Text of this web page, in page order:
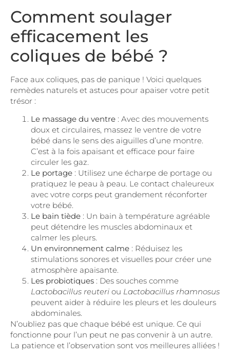
Comment soulager
efficacement les
coliques de bébé ?
Face aux coliques, pas de panique ! Voici quelques
remèdes naturels et astuces pour apaiser votre petit
trésor :
Le massage du ventre : Avec des mouvements
doux et circulaires, massez le ventre de votre
bébé dans le sens des aiguilles d’une montre.
C’est à la fois apaisant et efficace pour faire
circuler les gaz.
Le portage : Utilisez une écharpe de portage ou
pratiquez le peau à peau. Le contact chaleureux
avec votre corps peut grandement réconforter
votre bébé.
Le bain tiède : Un bain à température agréable
peut détendre les muscles abdominaux et
calmer les pleurs.
Un environnement calme : Réduisez les
stimulations sonores et visuelles pour créer une
atmosphère apaisante.
Les probiotiques : Des souches comme
Lactobacillus reuteri ou Lactobacillus rhamnosus
peuvent aider à réduire les pleurs et les douleurs
abdominales.
N’oubliez pas que chaque bébé est unique. Ce qui
fonctionne pour l’un peut ne pas convenir à un autre.
La patience et l’observation sont vos meilleures alliées !